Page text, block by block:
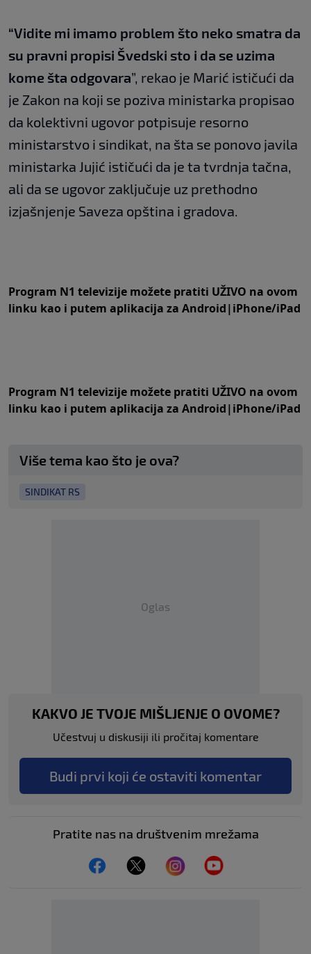
“Vidite mi imamo problem što neko smatra da
su pravni propisi Švedski sto i da se uzima
kome šta odgovara”, rekao je Marić ističući da
je Zakon na koji se poziva ministarka propisao
da kolektivni ugovor potpisuje resorno
ministarstvo i sindikat, na šta se ponovo javila
ministarka Jujić ističući da je ta tvrdnja tačna,
ali da se ugovor zaključuje uz prethodno
izjašnjenje Saveza opština i gradova.
Program N1 televizije možete pratiti UŽIVO na ovom
linku kao i putem aplikacija za Android|iPhone/iPad
Program N1 televizije možete pratiti UŽIVO na ovom
linku kao i putem aplikacija za Android|iPhone/iPad
Više tema kao što je ova?
SINDIKAT RS
Oglas
KAKVO JE TVOJE MIŠLJENJE O OVOME?
Učestvuj u diskusiji ili pročitaj komentare
Budi prvi koji će ostaviti komentar
Pratite nas na društvenim mrežama